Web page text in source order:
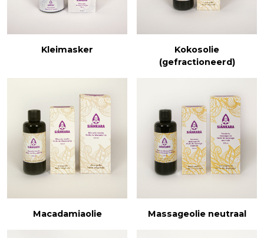
Kleimasker
Kokosolie
(gefractioneerd)
Macadamiaolie Massageolie neutraal